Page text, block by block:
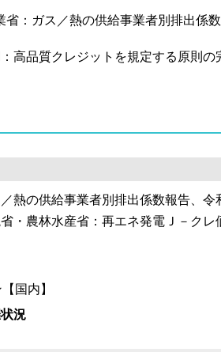
2023年度第1回非化石価値取引市場
今回から引上げられた最低落札価格
で、昨年度の5%前後から大きく
ェーズに切替わったことで価格は落
日本版基準の本格的な審議を開始
がIFRS S2にどこまで整合するのか
活動報告を刊行。ESGを考慮した
ので、今年度は新たに、ボトムアッ
、ESG債の対象プロジェクトのイ
への依存・影響を試行的に分析す
。
省：ガス／熱の供給事業者別排出係
：高品質クレジットを規定する原則の
熱の供給事業者別排出係数報告、令
・農林水産省：再エネ発電Ｊ－クレ
国内】
況